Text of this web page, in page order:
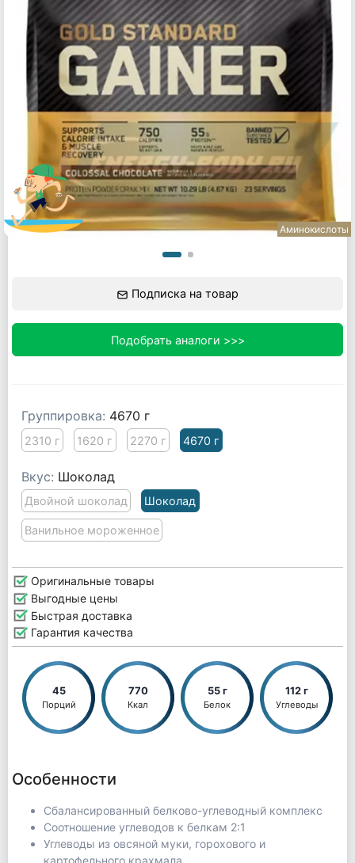
Аминокислоты
Подписка на товар
Подобрать аналоги >>>
Группировка: 4670 г
2310 г 1620 г 2270 г 4670 г
Вкус: Шоколад
Двойной шоколад Шоколад
Ванильное мороженное
Оригинальные товары
Выгодные цены
Быстрая доставка
Гарантия качества
45
Порций
770
Ккал
55 г
Белок
112 г
Углеводы
Особенности
Сбалансированный белково-углеводный комплекс
Соотношение углеводов к белкам 2:1
Углеводы из овсяной муки, горохового и